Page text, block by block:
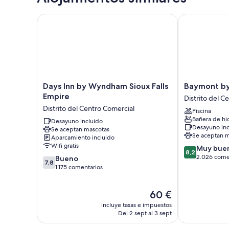
Days
Inn
Wyndham
Sioux
Falls
Empire
Distrito
del
Centro
Days Inn by Wyndham Sioux Falls
Empire
Distrito del Centro Comercial
Desayuno incluido
Se aceptan mascotas
Aparcamiento incluido
Wifi gratis
7.8
sobre
7,8 Bueno
1.175 comentarios
El
precio
actual
60 €
incluye tasas e impuestos
Del 2 sept al 3 sept
Days Inn by Wyndham Sioux Falls Empire
Baymont
by
Wyndham
Sioux
Falls
Distrito
del
Centro
Comercial
Baymont
Distrito del
Piscina
Bañera de
Desayuno
Se aceptan
8.2
sobre
8,2 Muy
2.026
Baymont by